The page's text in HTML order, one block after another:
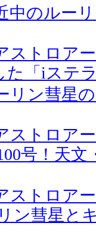
中のルー
ストロア
た「iステ
リン彗星
ストロア
号！天
ストロア
ン彗星と